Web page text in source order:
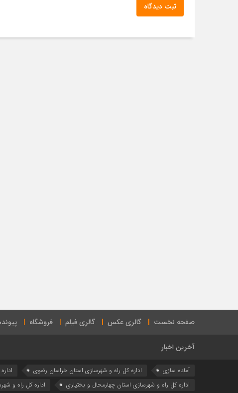
ثبت دیدگاه
صفحه نخست گالری عکس گالری فیلم فروشگاه
آخرین اخبار
آماده سازی اداره كل راه و شهرسازي استان خراسان رضوي
اداره كل راه و شهرسازي استان چهارمحال و بختياري
اداره كل راه و